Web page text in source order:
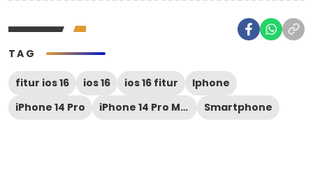
TAG
fitur ios 16 ios 16 ios 16 fitur
Iphone
iPhone 14 Pro
iPhone 14 Pro Max Smartphone